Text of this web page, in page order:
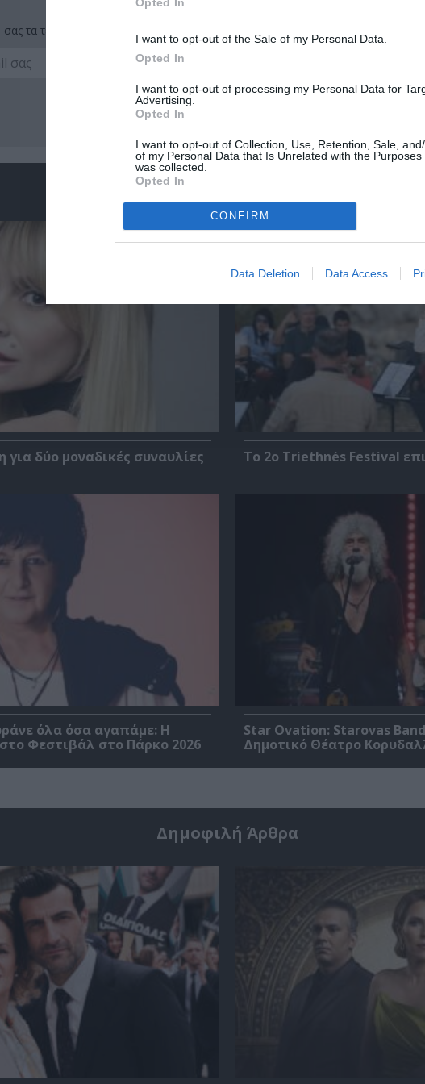
I want to opt-out of the Sale of my Personal Data.
Opted In
I want to opt-out of processing my Personal Data for
Advertising.
Opted In
I want to opt-out of Collection, Use, Retention, Sale,
of my Personal Data that Is Unrelated with the Purposes
was collected.
Opted In
CONFIRM
Data Deletion Data Access
τα τελευταία νέα για την Τέχνη και τον Πολιτισμό!
Ακολουθήστε το Culturenow.gr
Σχετικά Άρθρα
δύο μοναδικές συναυλίες
Το 2ο Triethnés Festival
όλα όσα αγαπάμε: Η
Φεστιβάλ στο Πάρκο 2026
Star Ovation: Starovas
Δημοτικό Θέατρο
Δημοφιλή Άρθρα